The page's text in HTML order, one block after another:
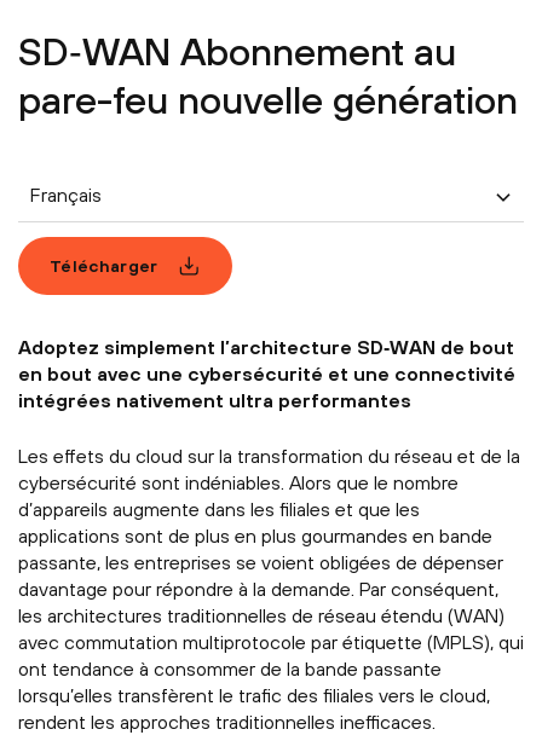
SD‑WAN Abonnement au
pare-feu nouvelle génération
Français
Télécharger
Adoptez simplement l’architecture SD‑WAN de bout
en bout avec une cybersécurité et une connectivité
intégrées nativement ultra performantes
Les effets du cloud sur la transformation du réseau et de la
cybersécurité sont indéniables. Alors que le nombre
d’appareils augmente dans les filiales et que les
applications sont de plus en plus gourmandes en bande
passante, les entreprises se voient obligées de dépenser
davantage pour répondre à la demande. Par conséquent,
les architectures traditionnelles de réseau étendu (WAN)
avec commutation multiprotocole par étiquette (MPLS), qui
ont tendance à consommer de la bande passante
lorsqu’elles transfèrent le trafic des filiales vers le cloud,
rendent les approches traditionnelles inefficaces.